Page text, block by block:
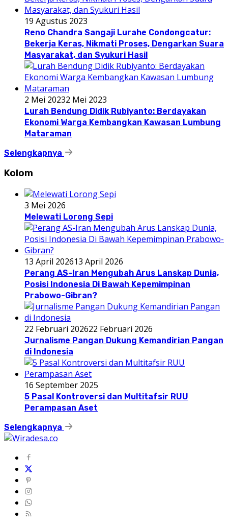
19 Agustus 2023
Reno Chandra Sangaji Lurahe Condongcatur:
Bekerja Keras, Nikmati Proses, Dengarkan Suara
Masyarakat, dan Syukuri Hasil
2 Mei 20232 Mei 2023
Lurah Bendung Didik Rubiyanto: Berdayakan
Ekonomi Warga Kembangkan Kawasan Lumbung
Mataraman
Selengkapnya
Kolom
3 Mei 2026
Melewati Lorong Sepi
13 April 202613 April 2026
Perang AS-Iran Mengubah Arus Lanskap Dunia,
Posisi Indonesia Di Bawah Kepemimpinan
Prabowo-Gibran?
22 Februari 202622 Februari 2026
Jurnalisme Pangan Dukung Kemandirian Pangan
di Indonesia
16 September 2025
5 Pasal Kontroversi dan Multitafsir RUU
Perampasan Aset
Selengkapnya